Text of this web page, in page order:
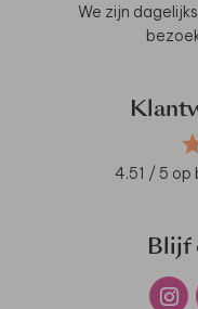
We zijn
4.51 / 5 op
Blijf